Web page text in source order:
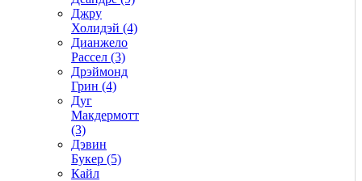
Джру
Холидэй (4)
Дианжело
Рассел (3)
Дрэймонд
Грин (4)
Дуг
Макдермотт
(3)
Дэвин
Букер (5)
Кайл